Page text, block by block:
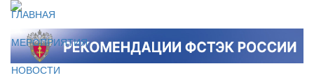
ГЛАВНАЯ
МЕРОПРИЯТИЯ
НОВОСТИ